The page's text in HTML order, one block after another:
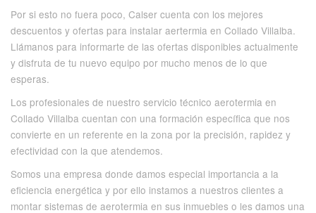
Por si esto no fuera poco, Calser cuenta con los mejores
descuentos y ofertas para instalar aertermia en Collado Villalba.
Llámanos para informarte de las ofertas disponibles actualmente
y disfruta de tu nuevo equipo por mucho menos de lo que
esperas.
Los profesionales de nuestro servicio técnico aerotermia en
Collado Villalba cuentan con una formación específica que nos
convierte en un referente en la zona por la precisión, rapidez y
efectividad con la que atendemos.
Somos una empresa donde damos especial importancia a la
eficiencia energética y por ello instamos a nuestros clientes a
montar sistemas de aerotermia en sus inmuebles o les damos una